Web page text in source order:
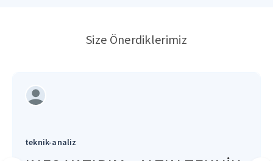
Size Önerdiklerimiz
teknik-analiz